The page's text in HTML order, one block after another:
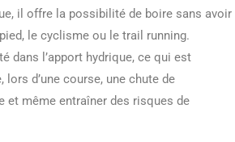
il offre la possibilité de boire sans avoir
le cyclisme ou le trail running.
dans l’apport hydrique, ce qui est
d’une course, une chute de
et même entraîner des risques de